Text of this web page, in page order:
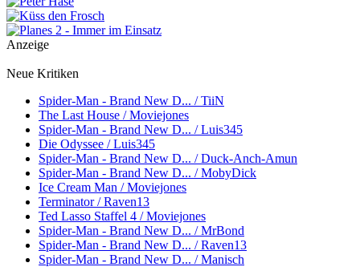
Anzeige
Neue Kritiken
Spider-Man - Brand New D... / TiiN
The Last House / Moviejones
Spider-Man - Brand New D... / Luis345
Die Odyssee / Luis345
Spider-Man - Brand New D... / Duck-Anch-Amun
Spider-Man - Brand New D... / MobyDick
Ice Cream Man / Moviejones
Terminator / Raven13
Ted Lasso Staffel 4 / Moviejones
Spider-Man - Brand New D... / MrBond
Spider-Man - Brand New D... / Raven13
Spider-Man - Brand New D... / Manisch